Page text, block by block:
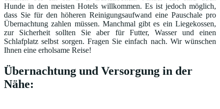
Hunde in den meisten Hotels willkommen. Es ist jedoch möglich,
dass Sie für den höheren Reinigungsaufwand eine Pauschale pro
Übernachtung zahlen müssen. Manchmal gibt es ein Liegekossen,
zur Sicherheit sollten Sie aber für Futter, Wasser und einen
Schlafplatz selbst sorgen. Fragen Sie einfach nach. Wir wünschen
Ihnen eine erholsame Reise!
Übernachtung und Versorgung in der
Nähe: